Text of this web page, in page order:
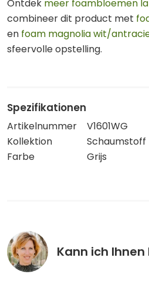
Ontdek meer foambloemen
combineer dit product met
en foam magnolia wit/
sfeervolle opstelling.
Spezifikationen
Artikelnummer
V1601WG
Kollektion
Schaumstoff
Farbe
Grijs
Kann ich Ihnen